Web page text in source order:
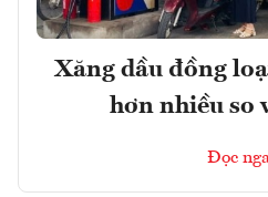
Xăng dầu đồng
hơn nhiều so
Đọc